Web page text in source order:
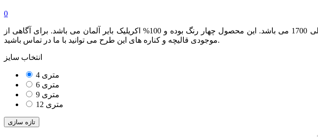
0
از مجموعه محصولات 410 شانه بوده که دارای تراکم طولی 1700 می باشد. این محصول چهار رنگ بوده و 100% اکریلیک بایر آلمان می باشد. برای آگاهی از
موجودی قالیچه و کناره های این طرح می توانید با ما در تماس باشید.
انتخاب سایز
4 متری
6 متری
9 متری
12 متری